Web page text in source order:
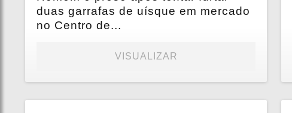
duas garrafas de uísque em mercado
no Centro de...
VISUALIZAR